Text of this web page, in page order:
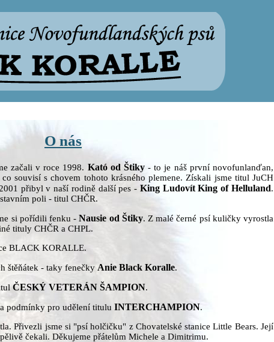
O nás
začali v roce 1998. Kató od Štiky- to je náš první novofunlanďan,
souvisí s chovem tohoto krásného plemene. Získali jsme titul JuCH
přibyl v naší rodině další pes - King Ludovít King of Helluland.
poli - titul CHČR.
si pořídili fenku -Nausie od Štiky. Z malé černé psí kuličky vyrostla
tituly CHČR a CHPL.
BLACK KORALLE.
štěňátek - taky fenečky Anie Black Koralle.
ČESKÝ VETERÁN ŠAMPION.
podmínky pro udělení titulu INTERCHAMPION.
Přivezli jsme si "psí holčičku" z Chovatelské stanice Little Bears. Její
čekali. Děkujeme přátelům Michele a Dimitrimu.